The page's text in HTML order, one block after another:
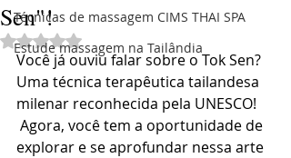
Técnicas de massagem CIMS THAI SPA
Estude massagem na Tailândia
Sen"!
Avaliado com NaN de 5 estrelas.
Você já ouviu falar sobre o Tok Sen?
Uma técnica terapêutica tailandesa
milenar reconhecida pela UNESCO!
explorar e se aprofundar nessa arte